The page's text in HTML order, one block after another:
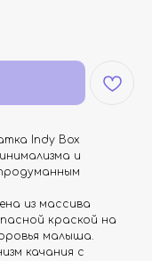
Indy Box
и
из массива
краской на
малыша.
качания с